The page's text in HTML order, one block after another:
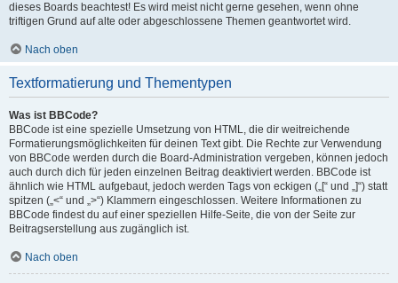
dieses Boards beachtest! Es wird meist nicht gerne gesehen, wenn ohne
triftigen Grund auf alte oder abgeschlossene Themen geantwortet wird.
Nach oben
Textformatierung und Thementypen
Was ist BBCode?
BBCode ist eine spezielle Umsetzung von HTML, die dir weitreichende
Formatierungsmöglichkeiten für deinen Text gibt. Die Rechte zur Verwendung
von BBCode werden durch die Board-Administration vergeben, können jedoch
auch durch dich für jeden einzelnen Beitrag deaktiviert werden. BBCode ist
ähnlich wie HTML aufgebaut, jedoch werden Tags von eckigen („[“ und „]“) statt
spitzen („<“ und „>“) Klammern eingeschlossen. Weitere Informationen zu
BBCode findest du auf einer speziellen Hilfe-Seite, die von der Seite zur
Beitragserstellung aus zugänglich ist.
Nach oben